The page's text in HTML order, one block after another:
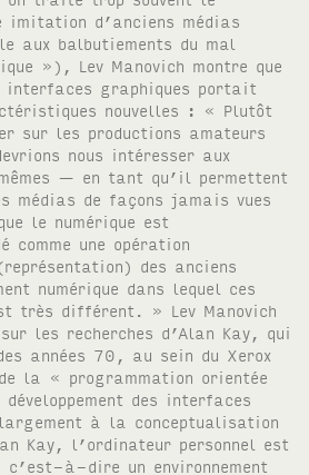
imitation d’anciens médias
aux balbutiements du mal
»), Lev Manovich montre que
interfaces graphiques portait
nouvelles : « Plutôt
sur les productions amateurs
nous intéresser aux
— en tant qu’il permettent
médias de façons jamais vues
le numérique est
comme une opération
des anciens
numérique dans lequel ces
très différent. » Lev Manovich
les recherches d’Alan Kay, qui
années 70, au sein du Xerox
la « programmation orientée
des interfaces
à la conceptualisation
Kay, l’ordinateur personnel est
à-dire un environnement